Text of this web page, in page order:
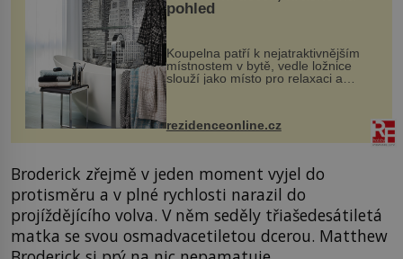
pohled
Koupelna patří k nejatraktivnějším
místnostem v bytě, vedle ložnice
slouží jako místo pro relaxaci a
odpočinek. Koupelnový textil –
ručníky, osušky a koberečky –
mohou jako mávnutím kouzelného
proutku...
rezidenceonline.cz
Broderick zřejmě v jeden moment vyjel do
protisměru a v plné rychlosti narazil do
projíždějícího volva. V něm seděly třiašedesátiletá
matka se svou osmadvacetiletou dcerou. Matthew